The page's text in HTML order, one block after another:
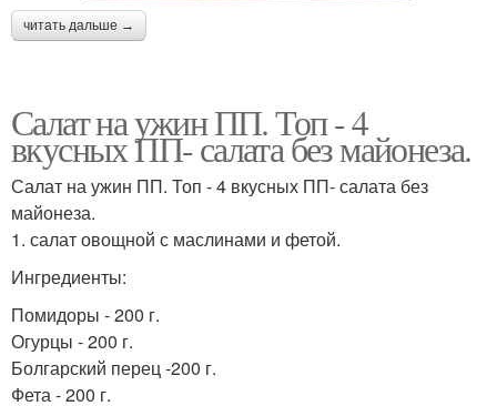
читать дальше →
Салат на ужин ПП. Топ - 4
вкусных ПП- салата без майонеза.
Салат на ужин ПП. Топ - 4 вкусных ПП- салата без
майонеза.
1. салат овощной с маслинами и фетой.
Ингредиенты:
Помидоры - 200 г.
Огурцы - 200 г.
Болгарский перец -200 г.
Фета - 200 г.